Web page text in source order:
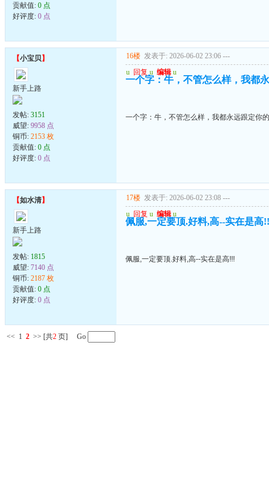
贡献值: 0 点
好评度: 0 点
【小宝贝】
新手上路
发帖: 3151
威望: 9958 点
铜币: 2153 枚
贡献值: 0 点
好评度: 0 点
16楼 发表于: 2026-06-02 23:06 ---
u 回复 u 编辑 u
一个字：牛，不管怎么样，我都
一个字：牛，不管怎么样，我都永远跟定你的
【如水清】
新手上路
发帖: 1815
威望: 7140 点
铜币: 2187 枚
贡献值: 0 点
好评度: 0 点
17楼 发表于: 2026-06-02 23:08 ---
u 回复 u 编辑 u
佩服,一定要顶.好料,高--实在是高
佩服,一定要顶.好料,高--实在是高!!!
<< 1 2 >> [共2 页] Go